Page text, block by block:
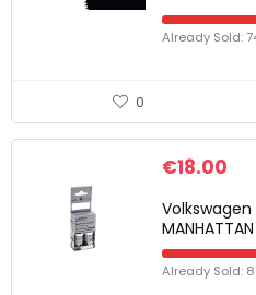
Already Sold:
0
€18.00
Already Sold: